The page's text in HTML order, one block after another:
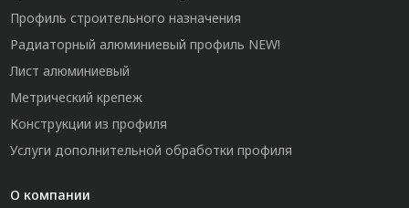
Профиль строительного назначения
Радиаторный алюминиевый профиль NEW!
Лист алюминиевый
Метрический крепеж
Конструкции из профиля
Услуги дополнительной обработки профиля
О компании